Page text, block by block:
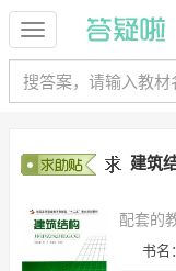
建筑
配套的
书名：